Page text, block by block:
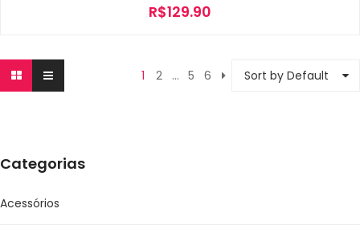
Categorias
Acessórios
R$129.90
Sort by Default
1 2 … 5 6